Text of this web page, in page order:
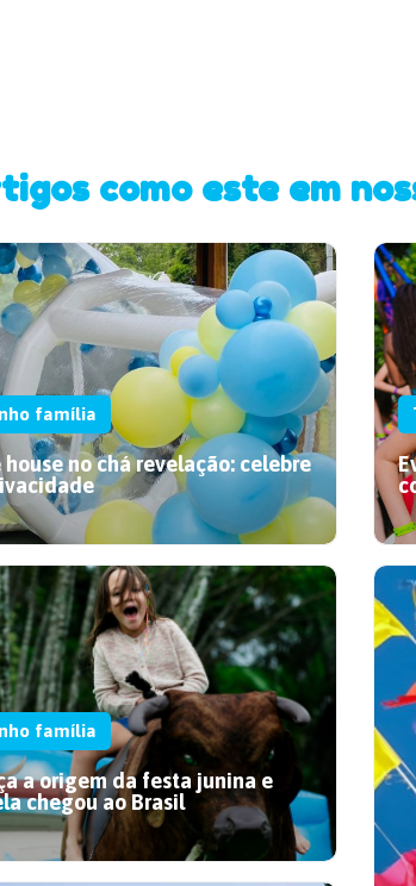
como este em
família
house no chá revelação: celebre
família
a origem da festa junina e
chegou ao Brasil